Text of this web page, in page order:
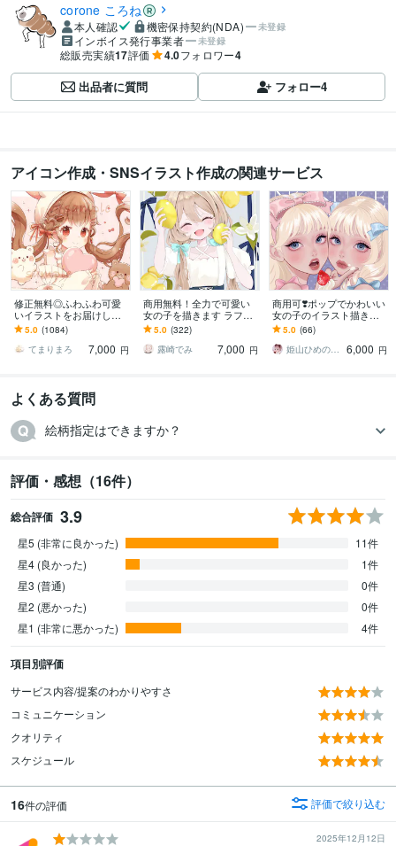
corone ころね
本人確認 機密保持契約(NDA) 未登録
インボイス発行事業者 未登録
総販売実績17評価 4.0フォロワー4
出品者に質問 フォロー4
アイコン作成・SNSイラスト作成の関連サービス
修正無料◎ふわふわ可愛
いイラストをお届けしま
す X、YouTube、グッズな
ど様々な用途で使用可能
です◎
5.0 (1084)
てまりまろ
7,000 円
商用無料！全力で可愛い
女の子を描きます ラフま
で修正無制限！アイコン
やミニキャラに是非！
5.0 (322)
露崎でみ
7,000 円
商用可❣️ポップでかわいい
女の子のイラスト描きま
す 配信背景／アイコン／
ヘッダー／一枚絵／グッ
ズ／プレゼントにも
5.0 (66)
姫山ひめのすけ
6,000 円
よくある質問
絵柄指定はできますか？
評価・感想（16件）
総合評価 3.9
星5 (非常に良かった)
11件
星4 (良かった)
1件
星3 (普通)
0件
星2 (悪かった)
0件
星1 (非常に悪かった)
4件
項目別評価
サービス内容/提案のわかりやすさ
コミュニケーション
クオリティ
スケジュール
16件の評価 評価で絞り込む
2025年12月12日